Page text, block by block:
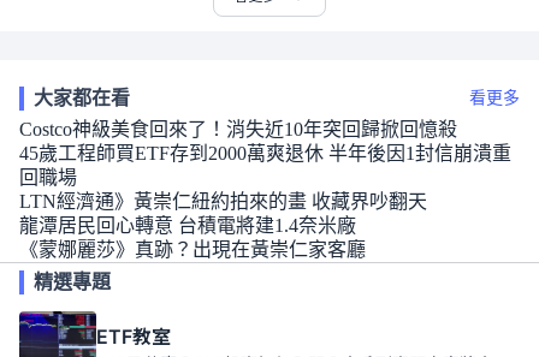
大家都在看 看更多
Costco神級美食回來了！消失近10年突回歸掀回憶殺
45歲工程師買ETF存到2000萬爽退休 半年後因1封信崩潰重
回職場
LTN經濟通》黃崇仁紐約拍來的畫 收藏界吵翻天
龍潭居民回心轉意 台積電將建1.4奈米廠
《蒙娜麗莎》真跡？出現在黃崇仁家客廳
精選專題
ETF教室